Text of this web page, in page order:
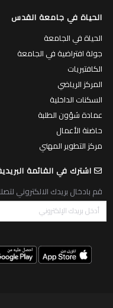
الحياة في جامعة القدس
الحياة في الجامعة
جولة افتراضية في الجامعة
الكافتيريات
المركز الرياضي
السكنات الداخلية
عمادة شؤون الطلبة
حاضنة الأعمال
مركز التطوير المهني
اشترك في القائمة
قم بادخال بريدك الالكتروني